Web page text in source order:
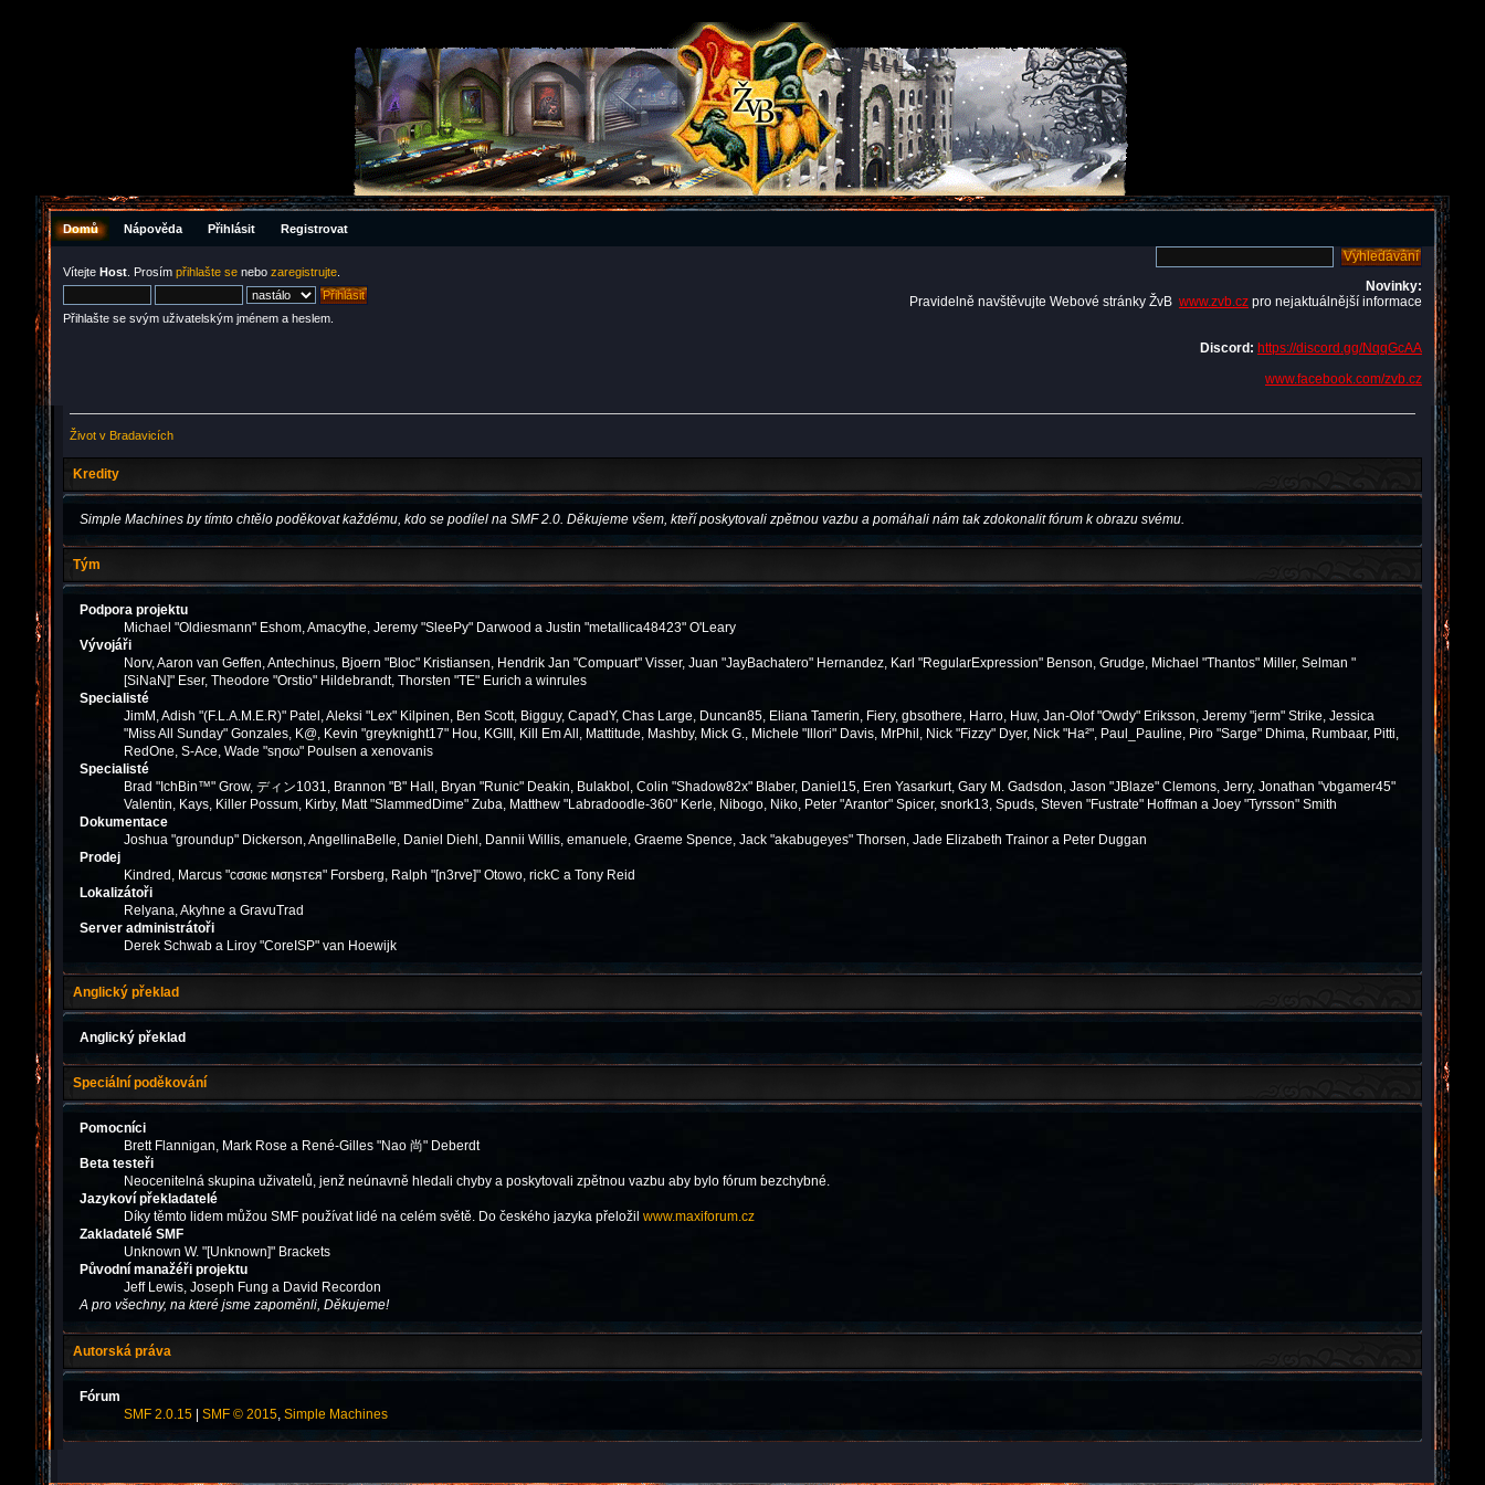
Domů Nápověda Přihlásit Registrovat
Vítejte Host . Prosím přihlašte se nebo zaregistrujte
Přihlašte se svým uživatelským jménem a heslem.
Novinky:
Pravidelně navštěvujte Webové stránky ŽvB www.zvb.cz pro nejaktuálnější informace
Discord: https://discord.gg/NqqGcAA
www.facebook.com/zvb.cz
Život v Bradavicích
Kredity
Simple Machines by tímto chtělo poděkovat každému, kdo se podílel na SMF 2.0. Děkujeme všem, kteří poskytovali zpětnou vazbu a pomáhali nám tak zdokonalit fórum k obrazu svému.
Tým
Podpora projektu
Michael "Oldiesmann" Eshom, Amacythe, Jeremy "SleePy" Darwood a Justin "metallica48423" O'Leary
Vývojáři
Norv, Aaron van Geffen, Antechinus, Bjoern "Bloc" Kristiansen, Hendrik Jan "Compuart" Visser, Juan "JayBachatero" Hernandez, Karl "RegularExpression" Benson, Grudge, Michael "Thantos" Miller, Selman "
[SiNaN]" Eser, Theodore "Orstio" Hildebrandt, Thorsten "TE" Eurich a winrules
Specialisté
JimM, Adish "(F.L.A.M.E.R)" Patel, Aleksi "Lex" Kilpinen, Ben Scott, Bigguy, CapadY, Chas Large, Duncan85, Eliana Tamerin, Fiery, gbsothere, Harro, Huw, Jan-Olof "Owdy" Eriksson, Jeremy "jerm" Strike, Jessica
"Miss All Sunday" Gonzales, K@, Kevin "greyknight17" Hou, KGIII, Kill Em All, Mattitude, Mashby, Mick G., Michele "Illori" Davis, MrPhil, Nick "Fizzy" Dyer, Nick "Ha²", Paul_Pauline, Piro "Sarge" Dhima, Rumbaar, Pitti,
RedOne, S-Ace, Wade "sησω" Poulsen a xenovanis
Specialisté
Brad "IchBin™" Grow, ディン1031, Brannon "B" Hall, Bryan "Runic" Deakin, Bulakbol, Colin "Shadow82x" Blaber, Daniel15, Eren Yasarkurt, Gary M. Gadsdon, Jason "JBlaze" Clemons, Jerry, Jonathan "vbgamer45"
Valentin, Kays, Killer Possum, Kirby, Matt "SlammedDime" Zuba, Matthew "Labradoodle-360" Kerle, Nibogo, Niko, Peter "Arantor" Spicer, snork13, Spuds, Steven "Fustrate" Hoffman a Joey "Tyrsson" Smith
Dokumentace
Joshua "groundup" Dickerson, AngellinaBelle, Daniel Diehl, Dannii Willis, emanuele, Graeme Spence, Jack "akabugeyes" Thorsen, Jade Elizabeth Trainor a Peter Duggan
Prodej
Kindred, Marcus "cσσкιє мσηѕтєя" Forsberg, Ralph "[n3rve]" Otowo, rickC a Tony Reid
Lokalizátoři
Relyana, Akyhne a GravuTrad
Server administrátoři
Derek Schwab a Liroy "CoreISP" van Hoewijk
Anglický překlad
Anglický překlad
Speciální poděkování
Pomocníci
Brett Flannigan, Mark Rose a René-Gilles "Nao 尚" Deberdt
Beta testeři
Neocenitelná skupina uživatelů, jenž neúnavně hledali chyby a poskytovali zpětnou vazbu aby bylo fórum bezchybné.
Jazykoví překladatelé
Díky těmto lidem můžou SMF používat lidé na celém světě. Do českého jazyka přeložil www.maxiforum.cz
Zakladatelé SMF
Unknown W. "[Unknown]" Brackets
Původní manažéři projektu
Jeff Lewis, Joseph Fung a David Recordon
A pro všechny, na které jsme zapoměnli, Děkujeme!
Autorská práva
Fórum
SMF 2.0.15| SMF © 2015, Simple Machines